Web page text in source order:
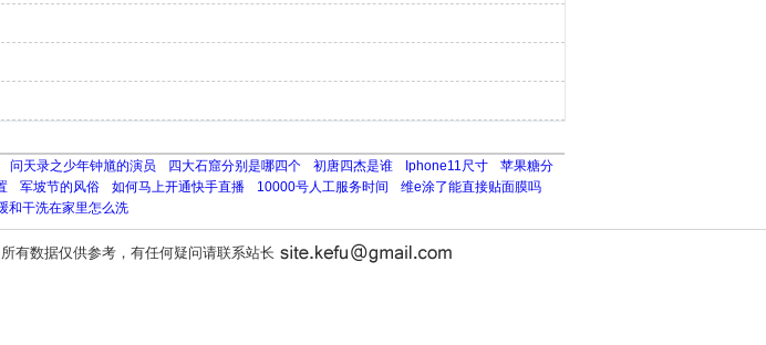
问天录之少年钟馗的演员 四大石窟分别是哪四个 初唐四杰是谁 Iphone11尺寸
苹果糖分
军坡节的风俗 如何马上开通快手直播 10000号人工服务时间
维e涂了能直接贴面膜吗
和干洗在家里怎么洗
有数据仅供参考，有任何疑问请联系站长